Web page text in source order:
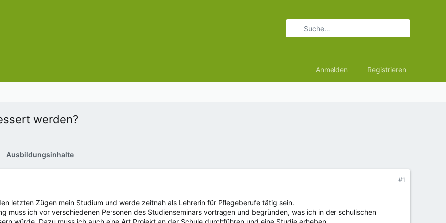
Anmelden Registrieren
werden?
Ausbildungsinhalte
#1
letzten Zügen mein Studium und werde zeitnah als Lehrerin für Pflegeberufe tätig sein.
muss ich vor verschiedenen Personen des Studienseminars vortragen und begründen, was ich in der schulischen
würde. Dazu muss ich auch eine Art Projekt an der Schule durchführen und eine Studie erheben.